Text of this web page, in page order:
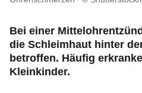
Bei einer
die Schleimhaut hinter
betroffen. Häufig
Kleinkinder.